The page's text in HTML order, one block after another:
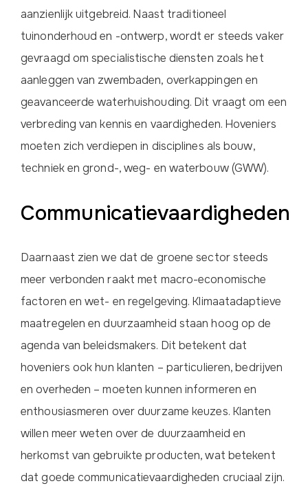
aanzienlijk uitgebreid. Naast traditioneel
tuinonderhoud en -ontwerp, wordt er steeds vaker
gevraagd om specialistische diensten zoals het
aanleggen van zwembaden, overkappingen en
geavanceerde waterhuishouding. Dit vraagt om een
verbreding van kennis en vaardigheden. Hoveniers
moeten zich verdiepen in disciplines als bouw,
techniek en grond-, weg- en waterbouw (GWW).
Communicatievaardigheden
Daarnaast zien we dat de groene sector steeds
meer verbonden raakt met macro-economische
factoren en wet- en regelgeving. Klimaatadaptieve
maatregelen en duurzaamheid staan hoog op de
agenda van beleidsmakers. Dit betekent dat
hoveniers ook hun klanten – particulieren, bedrijven
en overheden – moeten kunnen informeren en
enthousiasmeren over duurzame keuzes. Klanten
willen meer weten over de duurzaamheid en
herkomst van gebruikte producten, wat betekent
dat goede communicatievaardigheden cruciaal zijn.